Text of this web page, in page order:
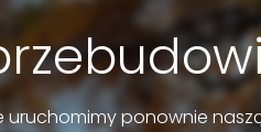
uruchomimy ponownie